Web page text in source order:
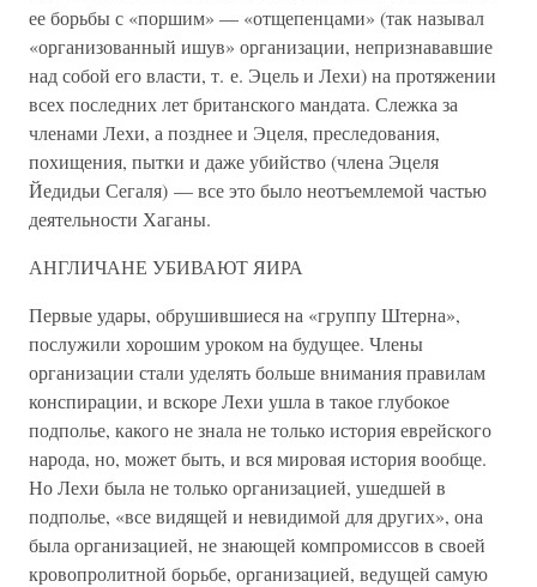
ее борьбы с «поршим» — «отщепенцами» (так называл
«организованный ишув» организации, непризнававшие
над собой его власти, т. е. Эцель и Лехи) на протяжении
всех последних лет британского мандата. Слежка за
членами Лехи, а позднее и Эцеля, преследования,
похищения, пытки и даже убийство (члена Эцеля
Йедидьи Сегаля) — все это было неотъемлемой частью
деятельности Хаганы.
АНГЛИЧАНЕ УБИВАЮТ ЯИРА
Первые удары, обрушившиеся на «группу Штерна»,
послужили хорошим уроком на будущее. Члены
организации стали уделять больше внимания правилам
конспирации, и вскоре Лехи ушла в такое глубокое
подполье, какого не знала не только история еврейского
народа, но, может быть, и вся мировая история вообще.
Но Лехи была не только организацией, ушедшей в
подполье, «все видящей и невидимой для других», она
была организацией, не знающей компромиссов в своей
кровопролитной борьбе, организацией, ведущей самую